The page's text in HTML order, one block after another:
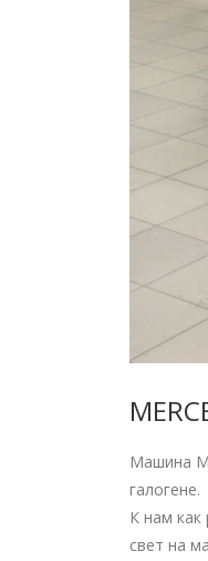
Машина
галогене.
К нам как
свет на